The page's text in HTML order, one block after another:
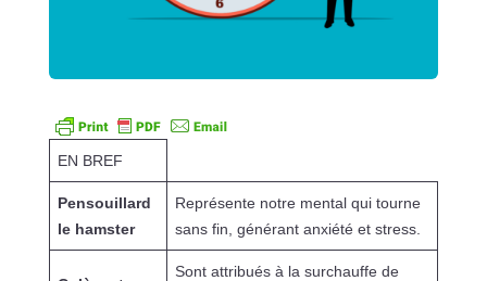
EN BREF
Pensouillard
le hamster
Représente notre mental qui tourne
sans fin, générant anxiété et stress.
Sont attribués à la surchauffe de